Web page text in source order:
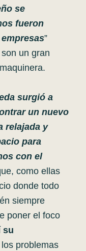
se
fueron
”
un gran
surgió a
un nuevo
relajada y
para
con el
como ellas
donde todo
siempre
poner el foco
su
problemas